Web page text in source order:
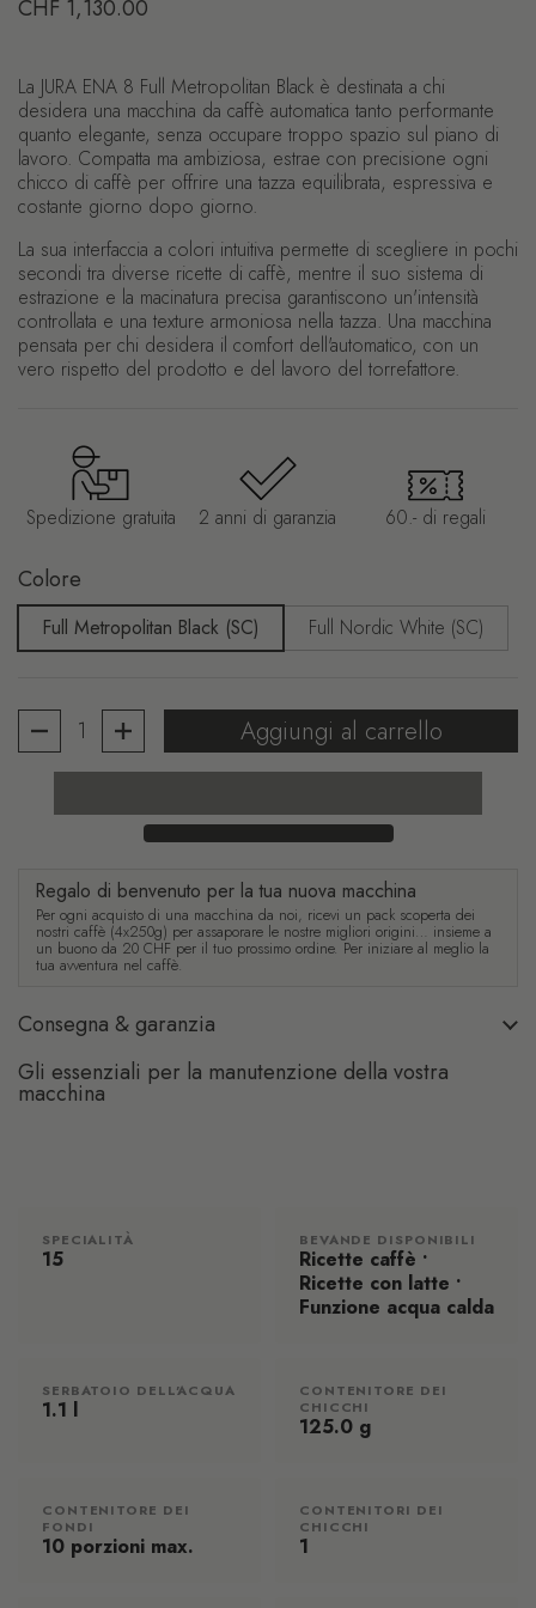
Prezzo di listino
CHF 1,130.00
La JURA ENA 8 Full Metropolitan Black è destinata a chi
desidera una macchina da caffè automatica tanto performante
quanto elegante, senza occupare troppo spazio sul piano di
lavoro. Compatta ma ambiziosa, estrae con precisione ogni
chicco di caffè per offrire una tazza equilibrata, espressiva e
costante giorno dopo giorno.
La sua interfaccia a colori intuitiva permette di scegliere in pochi
secondi tra diverse ricette di caffè, mentre il suo sistema di
estrazione e la macinatura precisa garantiscono un'intensità
controllata e una texture armoniosa nella tazza. Una macchina
pensata per chi desidera il comfort dell'automatico, con un
vero rispetto del prodotto e del lavoro del torrefattore.
Spedizione gratuita 2 anni di garanzia 60.- di regali
Colore
Full Metropolitan Black (SC) Full Nordic White (SC)
Quantità Aggiungi al carrello
Regalo di benvenuto per la tua nuova macchina
Per ogni acquisto di una macchina da noi, ricevi un pack scoperta dei
nostri caffè (4x250g) per assaporare le nostre migliori origini… insieme a
un buono da 20 CHF per il tuo prossimo ordine. Per iniziare al meglio la
tua avventura nel caffè.
Consegna & garanzia
Gli essenziali per la manutenzione della vostra
macchina
SPECIALITÀ
15
BEVANDE DISPONIBILI
Ricette caffè •
Ricette con latte •
Funzione acqua calda
SERBATOIO DELL'ACQUA
1.1 l
CONTENITORE DEI
CHICCHI
125.0 g
CONTENITORE DEI
FONDI
10 porzioni max.
CONTENITORI DEI
CHICCHI
1